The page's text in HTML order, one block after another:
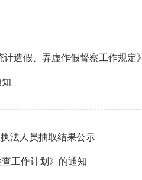
造假、弄虚作假督察工作规定》
法人员抽取结果公示
工作计划》的通知